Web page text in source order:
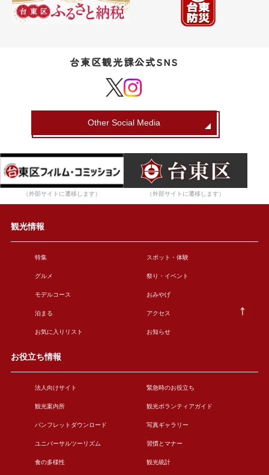
台東区観光課公式SNS
Other Social Media
（外部サイトに遷移します） （外部サイトに遷移します）
観光情報
特集 スポット・体験
グルメ 祭り・イベント
モデルコース おみやげ
泊まる アクセス
お気に入りリスト お知らせ
お役立ち情報
法人向けサイト 緊急時のお役立ち
観光案内所 観光ボランティアガイド
パンフレットダウンロード 写真ギャラリー
ユニバーサルツーリズム 習慣とマナー
食の多様性 観光統計